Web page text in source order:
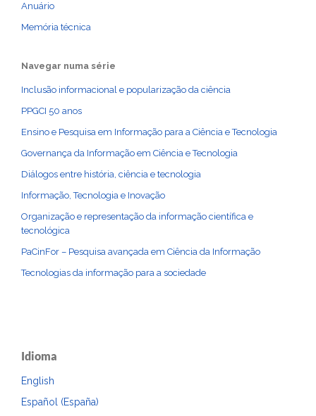
Anuário
Memória técnica
Navegar numa série
Inclusão informacional e popularização da ciência
PPGCI 50 anos
Ensino e Pesquisa em Informação para a Ciência e Tecnologia
Governança da Informação em Ciência e Tecnologia
Diálogos entre história, ciência e tecnologia
Informação, Tecnologia e Inovação
Organização e representação da informação científica e
tecnológica
PaCinFor – Pesquisa avançada em Ciência da Informação
Tecnologias da informação para a sociedade
Idioma
English
Español (España)